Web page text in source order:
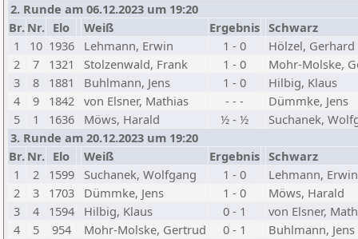
2. Runde am 06.12.2023 um 19:20
Br. Nr. Elo Weiß Ergebnis Schwarz
1
10 1936 Lehmann, Erwin 1 - 0
Hölzel, Gerhard
2
7 1321 Stolzenwald, Frank 1 - 0
Mohr-Molske,
3
8 1881 Buhlmann, Jens 1 - 0
Hilbig, Klaus
4
9 1842 von Elsner, Mathias - - -
Dümmke, Jens
5
1 1636 Möws, Harald ½ - ½
Suchanek,
3. Runde am 20.12.2023 um 19:20
Br. Nr. Elo Weiß Ergebnis Schwarz
1
2 1599 Suchanek, Wolfgang 1 - 0
Lehmann, Erwin
2
3 1703 Dümmke, Jens 1 - 0
Möws, Harald
3
4 1594 Hilbig, Klaus 0 - 1
von Elsner,
4
5 954 Mohr-Molske, Gertrud 0 - 1
Buhlmann, Jens